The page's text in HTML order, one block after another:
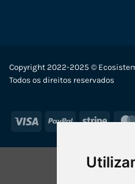
Copyright 2022-2025 ©
Todos os direitos reservados
Visa PayPal Stripe